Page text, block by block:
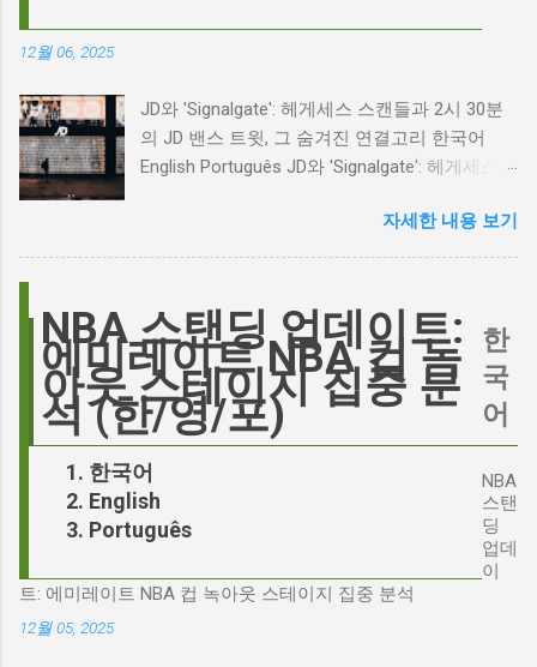
하는 동시에 우려를 표했습니다. 일부에서는 엘
로디의 이미지가 원작 속 히스클리프와는 다소
거리가 있다는 의견을 제시하며 캐스팅에 대한
한 비판에 대해 "기다려 보세요. 믿으세요. 분명
의 이미지가 원작과 부합하는지 여부를 넘어, 우
리가 '히스클리프'라는 인물에게 기대하는 바가
무엇인지, 그리고 배우가 그 기대를 어떻게 충족
시킬 수 있는지에 대한 근본적인 질문을 던집니
다. 다니엘 데이 루이스, '진정성'의 대명사 이 지
점에서 다니엘 데이 루이스의 이름이 등장하는
것은 결코 우연이 아닙니다. 그는 '메소드 연
기'의 극한을 보여주는 배우로서, 맡는 역할마다
완벽하게 몰입하여 실제 인물과 구분이 어려울
정도의 연기를 선보였습니다. <나의 왼발>에서
12월 06, 2025
JD와 'Signalgate': 헤게세스 스캔들과 2시 30분
의 JD 밴스 트윗, 그 숨겨진 연결고리 한국어
English Português JD와 'Signalgate': 헤게세스
연결고리 오늘의 구글 트렌드 인기 검색어 'jd'는
단순히 두 글자의 약자가 아닙니다. 최근 미국
'Signalgate' 스캔들과 깊숙이 연결되어 있습니
다. 폭스뉴스 진행자 피트 헤게세스(Pete
Hegseth)를 중심으로 벌어진 이 스캔들은 예상
치 못한 인물, JD 밴스(JD Vance)의 이름까지 소
환하며 파장을 일으키고 있습니다. 왜 'jd'가 갑자
들이 어떻게 얽혀있는 것일까요? 최대100%세일
오늘의 특가 'Signalgate' 스캔들: 피트 헤게세스
의 그림자 먼저 'Signalgate' 스캔들의 핵심 인물
인 피트 헤게세스부터 살펴봐야 합니다. 최근 공
개된 국방부 감사 보고서에 따르면, 헤게세스는
자세한 내용 보기
NBA 스탠딩 업데이트:
에미레이트 NBA 컵 녹
아웃 스테이지 집중 분
석 (한/영/포)
한국어
English
Português
한
국
어
NBA
스탠
딩
업데
이
트: 에미레이트 NBA 컵 녹아웃 스테이지 집중 분석
12월 05, 2025